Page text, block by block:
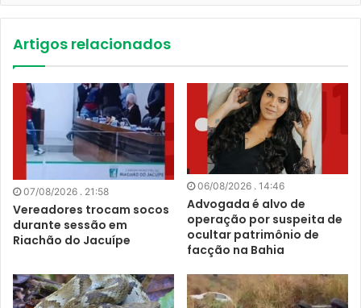
Artigos relacionados
07/08/2026 . 21:58
Vereadores trocam socos
durante sessão em
Riachão do Jacuípe
06/08/2026 . 14:46
Advogada é alvo de
operação por suspeita de
ocultar patrimônio de
facção na Bahia